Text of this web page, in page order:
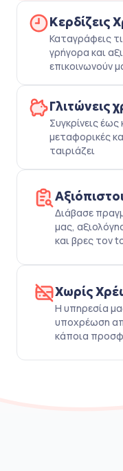
Κερδίζεις
Καταγράφεις
γρήγορα και
επικοινωνούν
Γλιτώνεις
Συγκρίνεις
μεταφορικές
ταιριάζει
Διάβασε
μας,
και βρες τον
Χωρίς
Η υπηρεσία
υποχρέωση
κάποια